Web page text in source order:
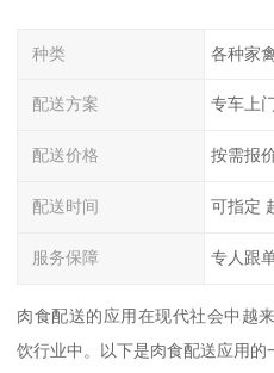
种类 各种家
配送方案 专车上
配送价格 按需报
配送时间 可指定
服务保障 专人跟
肉食配送的应用在现代社会中越
饮行业中。以下是肉食配送应用的